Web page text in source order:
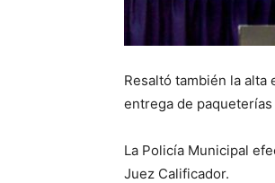
Resaltó también la
entrega de
La Policía Municipal
Juez Calificador.